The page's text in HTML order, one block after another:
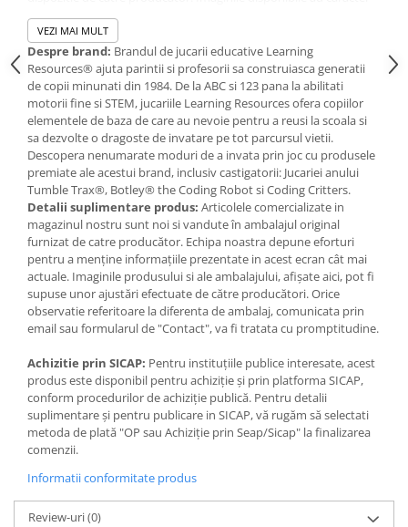
Saltele de activitati pentru bebe
Jucarii de sortat
Jucarii muzicale bebelusi
Puzzle bebelusi
orientativ si informativ. Nuanta, tonul si intensitatea culorii din
pozele produsului pot varia in functie de ecranul de pe care se
vizualizeaza magazinul online.
VEZI MAI MULT
Despre brand: Brandul de jucarii educative Learning
Resources® ajuta parintii si profesorii sa construiasca generatii
de copii minunati din 1984. De la ABC si 123 pana la abilitati
motorii fine si STEM, jucariile Learning Resources ofera copiilor
elementele de baza de care au nevoie pentru a reusi la scoala si
sa dezvolte o dragoste de invatare pe tot parcursul vietii.
Descopera nenumarate moduri de a invata prin joc cu produsele
premiate ale acestui brand, inclusiv castigatorii: Jucariei anului
Tumble Trax®, Botley® the Coding Robot si Coding Critters.
Detalii suplimentare produs: Articolele comercializate in
magazinul nostru sunt noi si vandute în ambalajul original
furnizat de catre producător. Echipa noastra depune eforturi
pentru a menține informațiile prezentate in acest ecran cât mai
actuale. Imaginile produsului si ale ambalajului, afișate aici, pot fi
supuse unor ajustări efectuate de către producători. Orice
observatie referitoare la diferenta de ambalaj, comunicata prin
email sau formularul de "Contact", va fi tratata cu promptitudine.
Achizitie prin SICAP: Pentru instituțiile publice interesate, acest
produs este disponibil pentru achiziție și prin platforma SICAP,
conform procedurilor de achiziție publică. Pentru detalii
suplimentare și pentru publicare in SICAP, vă rugăm să selectati
metoda de plată "OP sau Achiziție prin Seap/Sicap" la finalizarea
comenzii.
Informatii conformitate produs
Review-uri(0)